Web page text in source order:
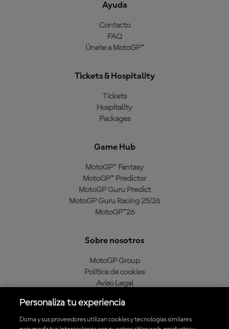
Ayuda
Contacto
FAQ
Únete a MotoGP™
Tickets & Hospitality
Tickets
Hospitality
Packages
Game Hub
MotoGP™ Fantasy
MotoGP™ Predictor
MotoGP Guru Predict
MotoGP Guru Racing 25/26
MotoGP™26
Sobre nosotros
MotoGP Group
Política de cookies
Aviso Legal
Política de compra
Personaliza tu experiencia
Dorna y sus proveedores utilizan cookies y tecnologías similares